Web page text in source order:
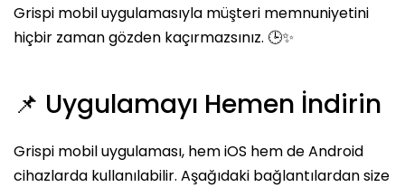
Grispi mobil uygulamasıyla müşteri memnuniyetini
hiçbir zaman gözden kaçırmazsınız. 🕒✨
📌 Uygulamayı Hemen İndirin
Grispi mobil uygulaması, hem iOS hem de Android
cihazlarda kullanılabilir. Aşağıdaki bağlantılardan size